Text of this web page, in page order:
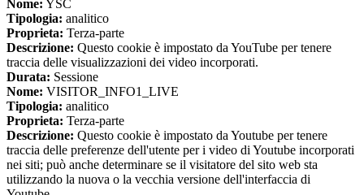
Nome: YSC
Tipologia: analitico
Proprieta: Terza-parte
Descrizione: Questo cookie è impostato da YouTube per tenere
traccia delle visualizzazioni dei video incorporati.
Durata: Sessione
Nome: VISITOR_INFO1_LIVE
Tipologia: analitico
Proprieta: Terza-parte
Descrizione: Questo cookie è impostato da Youtube per tenere
traccia delle preferenze dell'utente per i video di Youtube incorporati
nei siti; può anche determinare se il visitatore del sito web sta
utilizzando la nuova o la vecchia versione dell'interfaccia di